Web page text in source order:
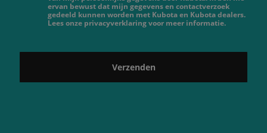
ervan bewust dat mijn gegevens en contactverzoek
gedeeld kunnen worden met Kubota en Kubota dealers.
Lees onze privacyverklaring voor meer informatie.
Verzenden